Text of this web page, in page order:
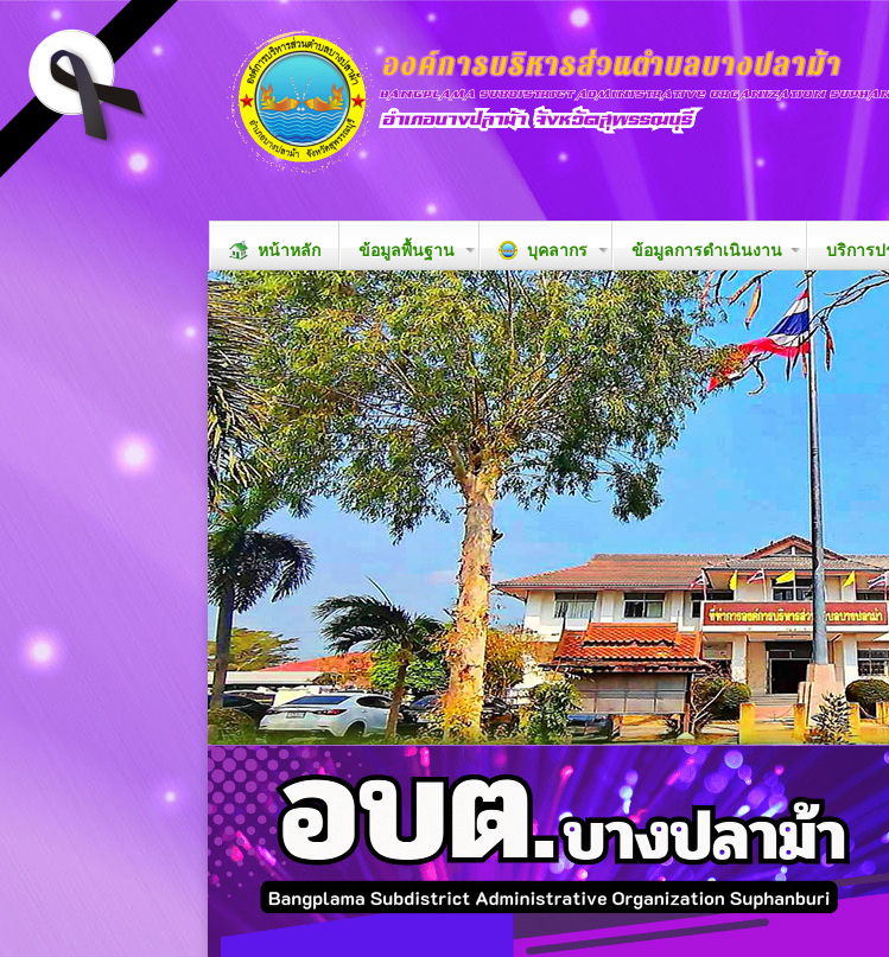
หน้าหลัก ข้อมูลพื้นฐาน บุคลากร ข้อมูลการดำเนินงาน บริการ